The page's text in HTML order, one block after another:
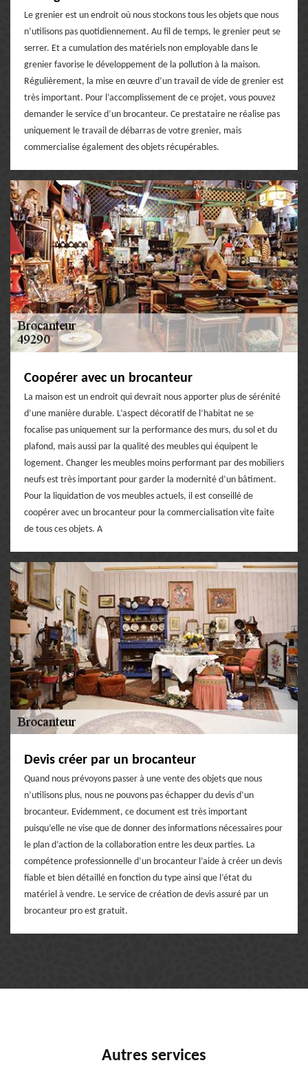
Le grenier est un endroit où nous stockons tous les objets que nous
n’utilisons pas quotidiennement. Au fil de temps, le grenier peut se
serrer. Et a cumulation des matériels non employable dans le
grenier favorise le développement de la pollution à la maison.
Régulièrement, la mise en œuvre d’un travail de vide de grenier est
très important. Pour l’accomplissement de ce projet, vous pouvez
demander le service d’un brocanteur. Ce prestataire ne réalise pas
uniquement le travail de débarras de votre grenier, mais
commercialise également des objets récupérables.
Coopérer avec un brocanteur
La maison est un endroit qui devrait nous apporter plus de sérénité
d’une manière durable. L’aspect décoratif de l’habitat ne se
focalise pas uniquement sur la performance des murs, du sol et du
plafond, mais aussi par la qualité des meubles qui équipent le
logement. Changer les meubles moins performant par des mobiliers
neufs est très important pour garder la modernité d’un bâtiment.
Pour la liquidation de vos meubles actuels, il est conseillé de
coopérer avec un brocanteur pour la commercialisation vite faite
de tous ces objets. A
Devis créer par un brocanteur
Quand nous prévoyons passer à une vente des objets que nous
n’utilisons plus, nous ne pouvons pas échapper du devis d’un
brocanteur. Evidemment, ce document est très important
puisqu’elle ne vise que de donner des informations nécessaires pour
le plan d’action de la collaboration entre les deux parties. La
compétence professionnelle d’un brocanteur l’aide à créer un devis
fiable et bien détaillé en fonction du type ainsi que l’état du
matériel à vendre. Le service de création de devis assuré par un
brocanteur pro est gratuit.
Autres services